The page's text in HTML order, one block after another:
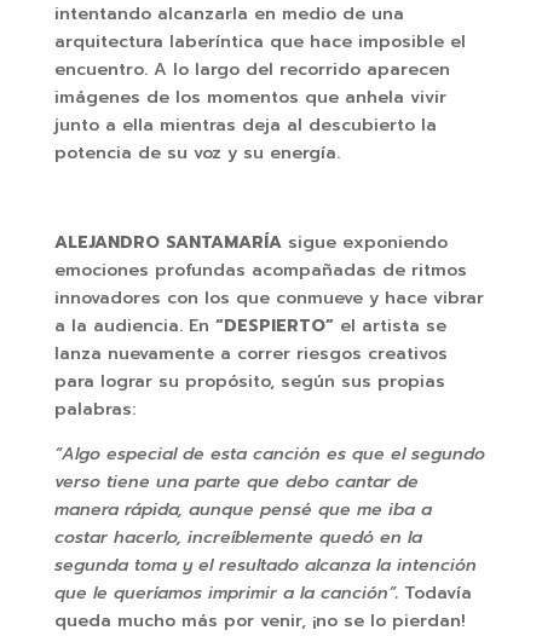
intentando alcanzarla en medio de una
arquitectura laberíntica que hace imposible el
encuentro. A lo largo del recorrido aparecen
imágenes de los momentos que anhela vivir
junto a ella mientras deja al descubierto la
potencia de su voz y su energía.
ALEJANDRO SANTAMARÍA sigue exponiendo
emociones profundas acompañadas de ritmos
innovadores con los que conmueve y hace vibrar
a la audiencia. En “DESPIERTO”el artista se
lanza nuevamente a correr riesgos creativos
para lograr su propósito, según sus propias
palabras:
“Algo especial de esta canción es que el segundo
verso tiene una parte que debo cantar de
manera rápida, aunque pensé que me iba a
costar hacerlo, increíblemente quedó en la
segunda toma y el resultado alcanza la intención
que le queríamos imprimir a la canción”. Todavía
queda mucho más por venir, ¡no se lo pierdan!